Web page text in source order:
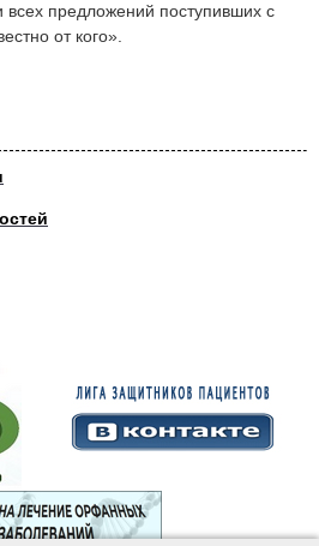
всех предложений поступивших с
от кого».